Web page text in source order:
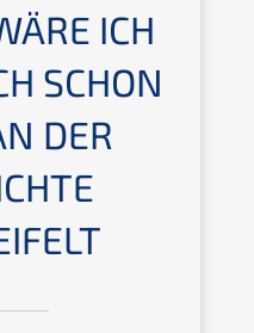
ICH V
SCHON L
DER G
V